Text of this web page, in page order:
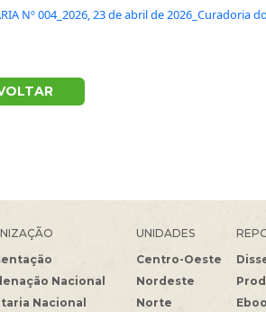
Nº 004_2026, 23 de abril de 2026_Curadoria
Nacional
Nacional
UNIDADES
Centro-Oeste
Nordeste
Norte